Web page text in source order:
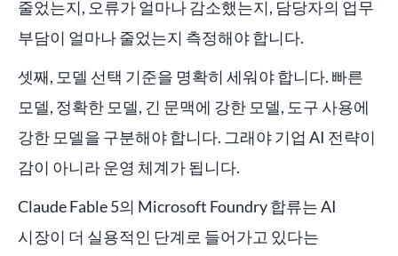
줄었는지, 오류가 얼마나 감소했는지, 담당자의 업무
부담이 얼마나 줄었는지 측정해야 합니다.
셋째, 모델 선택 기준을 명확히 세워야 합니다. 빠른
모델, 정확한 모델, 긴 문맥에 강한 모델, 도구 사용에
강한 모델을 구분해야 합니다. 그래야 기업 AI 전략이
감이 아니라 운영 체계가 됩니다.
Claude Fable 5의 Microsoft Foundry 합류는 AI
시장이 더 실용적인 단계로 들어가고 있다는